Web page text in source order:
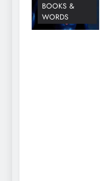
BOOKS &
WORDS